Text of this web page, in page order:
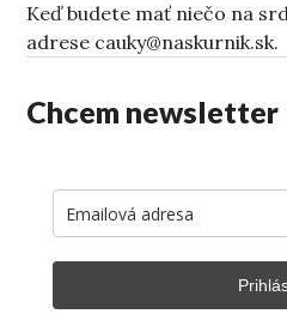
Keď budete mať niečo na
adrese cauky@naskurnik.sk.
Chcem newsletter